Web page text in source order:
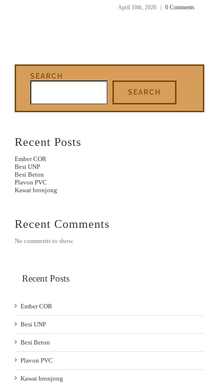
April 10th, 2026 | 0 Comments
SEARCH
SEARCH
Recent Posts
Ember COR
Besi UNP
Besi Beton
Plavon PVC
Kawat bronjong
Recent Comments
No comments to show.
Recent Posts
Ember COR
Besi UNP
Besi Beton
Plavon PVC
Kawat bronjong